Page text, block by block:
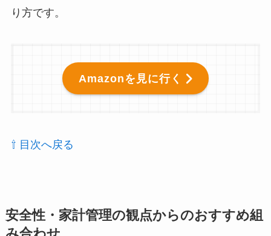
り方です。
Amazonを見に行く
⇧ 目次へ戻る
安全性・家計管理の観点からのおすすめ組